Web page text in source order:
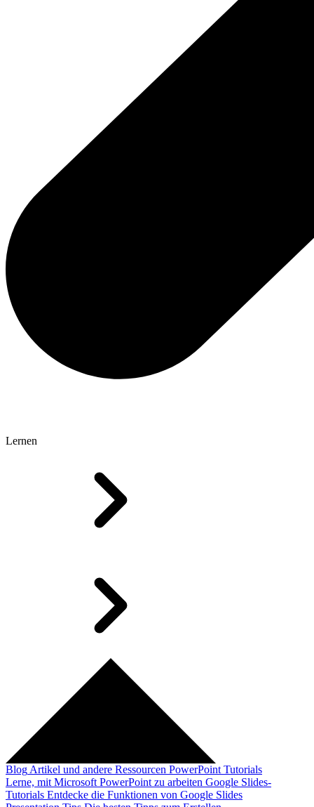
Lernen
Blog Artikel und andere Ressourcen PowerPoint Tutorials
Lerne, mit Microsoft PowerPoint zu arbeiten Google Slides-
Tutorials Entdecke die Funktionen von Google Slides